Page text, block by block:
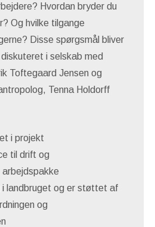
Hvordan bryder du
Og hvilke tilgange
Disse spørgsmål bliver
i selskab med
Toftegaard Jensen og
Tenna Holdorff
i projekt
til drift og
arbejdspakke
i landbruget og er støttet af
og